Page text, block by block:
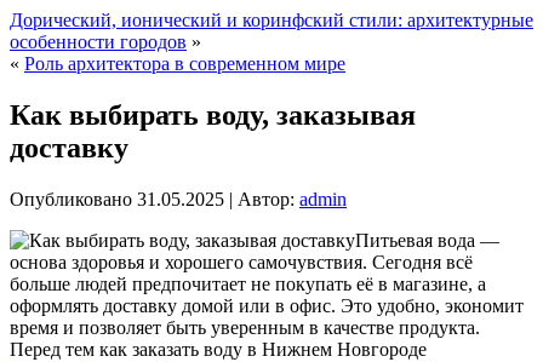
Дорический, ионический и коринфский стили: архитектурные
особенности городов »
« Роль архитектора в современном мире
Как выбирать воду, заказывая
доставку
Опубликовано 31.05.2025 | Автор: admin
Питьевая вода —
основа здоровья и хорошего самочувствия. Сегодня всё
больше людей предпочитает не покупать её в магазине, а
оформлять доставку домой или в офис. Это удобно, экономит
время и позволяет быть уверенным в качестве продукта.
Перед тем как заказать воду в Нижнем Новгороде